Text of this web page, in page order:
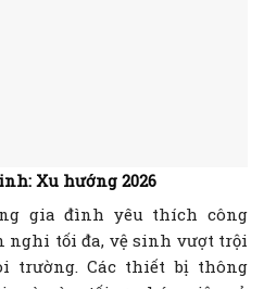
Xu hướng 2026
gia đình yêu thích công
nghi tối đa, vệ sinh vượt trội
trường. Các thiết bị thông